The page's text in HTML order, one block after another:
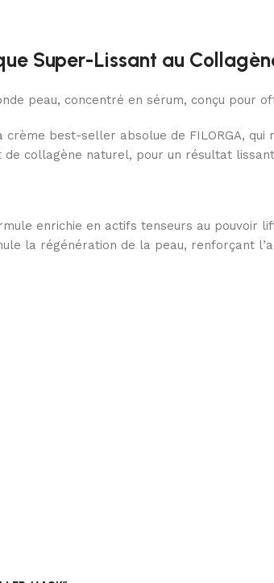
Super-Lissant au
peau, concentré en sérum, conçu pour
crème best-seller absolue de FILORGA,
collagène naturel, pour un résultat
enrichie en actifs tenseurs au pouvoir
la régénération de la peau, renforçant